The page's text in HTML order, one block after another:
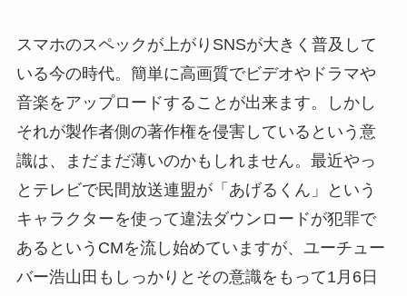
スマホのスペックが上がりSNSが大きく普及して
いる今の時代。簡単に高画質でビデオやドラマや
音楽をアップロードすることが出来ます。しかし
それが製作者側の著作権を侵害しているという意
識は、まだまだ薄いのかもしれません。最近やっ
とテレビで民間放送連盟が「あげるくん」という
キャラクターを使って違法ダウンロードが犯罪で
あるというCMを流し始めていますが、ユーチュー
バー浩山田もしっかりとその意識をもって1月6日